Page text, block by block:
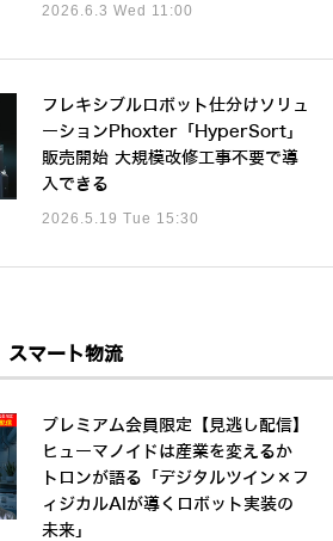
2026.6.3 Wed 11:00
フレキシブルロボット仕分けソリュ
ーションPhoxter「HyperSort」
販売開始 大規模改修工事不要で導
入できる
2026.5.19 Tue 15:30
スマート物流
プレミアム会員限定【見逃し配信】
ヒューマノイドは産業を変えるか
トロンが語る「デジタルツイン×フ
ィジカルAIが導くロボット実装の
未来」